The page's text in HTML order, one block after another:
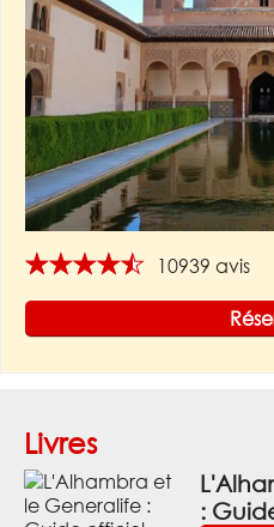
★★★★★ 10939 avis
Livres
: